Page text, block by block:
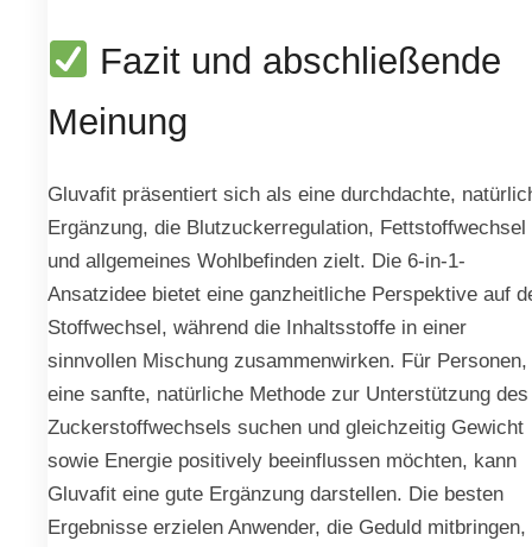
Fazit und abschließende
Meinung
Gluvafit präsentiert sich als eine durchdachte,
Ergänzung, die Blutzuckerregulation, Fettstoffwechsel
und allgemeines Wohlbefinden zielt. Die 6-in-1-
Ansatzidee bietet eine ganzheitliche Perspektive auf
Stoffwechsel, während die Inhaltsstoffe in einer
sinnvollen Mischung zusammenwirken. Für Personen,
eine sanfte, natürliche Methode zur Unterstützung des
Zuckerstoffwechsels suchen und gleichzeitig Gewicht
sowie Energie positively beeinflussen möchten, kann
Gluvafit eine gute Ergänzung darstellen. Die besten
Ergebnisse erzielen Anwender, die Geduld mitbringen,